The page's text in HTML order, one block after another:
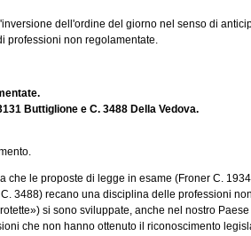
dell'ordine del giorno nel senso di
professioni non regolamentate.
Buttiglione e C. 3488 Della Vedova.
che le proposte di legge in esame (Froner C.
3488) recano una disciplina delle professioni
si sono sviluppate, anche nel nostro
che non hanno ottenuto il riconoscimento